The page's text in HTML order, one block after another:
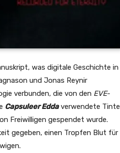
was digitale Geschichte in
und Jonas Reynir
verbunden, die von den EVE-
Capsuleer Eddaverwendete Tinte
Freiwilligen gespendet wurde.
gegeben, einen Tropfen Blut für